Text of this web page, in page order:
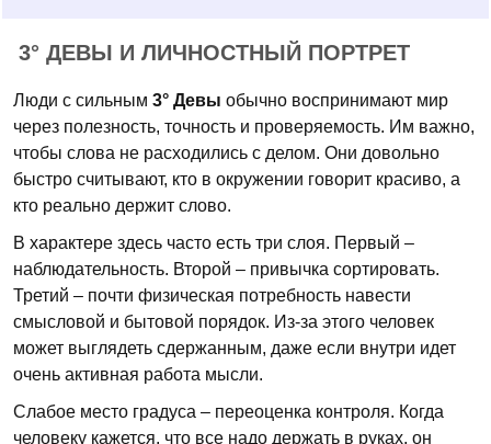
3° ДЕВЫ И ЛИЧНОСТНЫЙ ПОРТРЕТ
Люди с сильным 3° Девы обычно воспринимают мир
через полезность, точность и проверяемость. Им важно,
чтобы слова не расходились с делом. Они довольно
быстро считывают, кто в окружении говорит красиво, а
кто реально держит слово.
В характере здесь часто есть три слоя. Первый –
наблюдательность. Второй – привычка сортировать.
Третий – почти физическая потребность навести
смысловой и бытовой порядок. Из-за этого человек
может выглядеть сдержанным, даже если внутри идет
очень активная работа мысли.
Слабое место градуса – переоценка контроля. Когда
человеку кажется, что все надо держать в руках, он